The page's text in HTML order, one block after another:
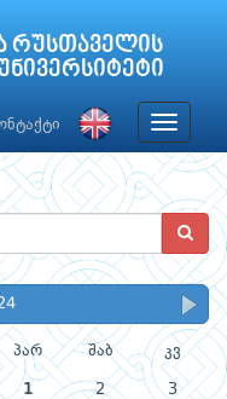
რუსთაველის
Toggle
პარ შაბ კვ
1 2 3